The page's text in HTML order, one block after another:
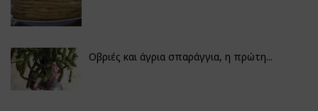
Οβριές και άγρια σπαράγγια, η πρώτη...